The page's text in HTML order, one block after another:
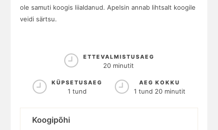
ole samuti koogis liialdanud. Apelsin annab lihtsalt koogile
veidi särtsu.
ETTEVALMISTUSAEG
20 minutit
KÜPSETUSAEG
1 tund
AEG KOKKU
1 tund 20 minutit
Koogipõhi